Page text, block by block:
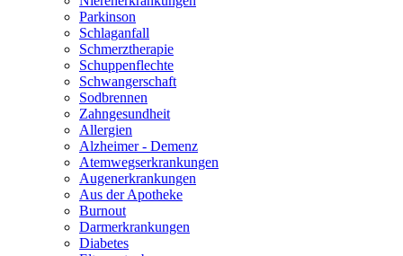
Parkinson
Schlaganfall
Schmerztherapie
Schuppenflechte
Schwangerschaft
Sodbrennen
Zahngesundheit
Allergien
Alzheimer - Demenz
Atemwegserkrankungen
Augenerkrankungen
Aus der Apotheke
Burnout
Darmerkrankungen
Diabetes